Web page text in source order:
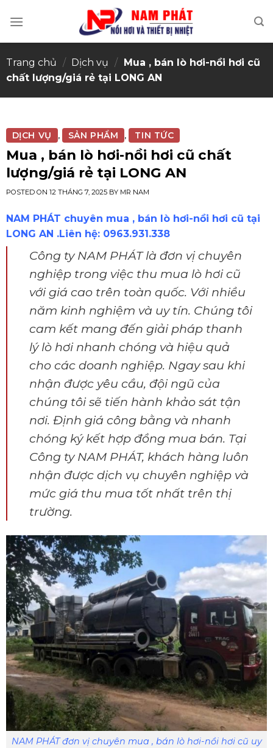
Trang chủ / Dịch vụ / Mua , bán lò hơi-nồi hơi cũ
chất lượng/giá rẻ tại LONG AN
DỊCH VỤ , SẢN PHẨM , TIN TỨC
Mua , bán lò hơi-nồi hơi cũ chất
lượng/giá rẻ tại LONG AN
POSTED ON 12 THÁNG 7, 2025BY MR NAM
NAM PHÁT chuyên mua , bán lò hơi-nồi hơi cũ tại
LONG AN .Liên hệ: 0963.931.338
Công ty NAM PHÁT là đơn vị chuyên
nghiệp trong việc thu mua lò hơi cũ
với giá cao trên toàn quốc. Với nhiều
năm kinh nghiệm và uy tín. Chúng tôi
cam kết mang đến giải pháp thanh
lý lò hơi nhanh chóng và hiệu quả
cho các doanh nghiệp. Ngay sau khi
nhận được yêu cầu, đội ngũ của
chúng tôi sẽ tiến hành khảo sát tận
nơi. Định giá công bằng và nhanh
chóng ký kết hợp đồng mua bán. Tại
Công ty NAM PHÁT, khách hàng luôn
nhận được dịch vụ chuyên nghiệp và
mức giá thu mua tốt nhất trên thị
trường.
NAM PHÁT đơn vị chuyên mua , bán lò hơi-nồi hơi cũ uy